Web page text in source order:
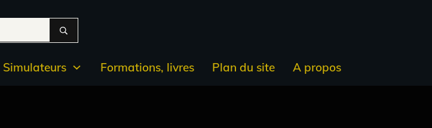
Simulateurs Formations, livres Plan du site A propos